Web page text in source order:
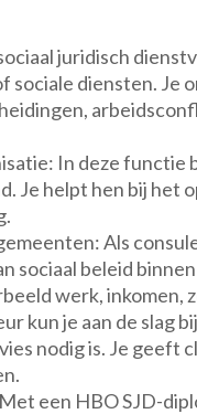
juridisch
sociale diensten. Je
In deze functie
Je helpt hen bij het
Als
sociaal beleid
werk, inkomen,
kun je aan de
nodig is. Je geeft
een HBO SJD-